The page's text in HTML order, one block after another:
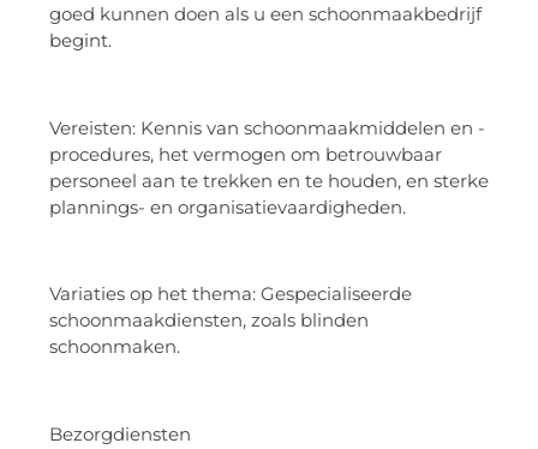
goed kunnen doen als u een schoonmaakbedrijf
begint.
Vereisten: Kennis van schoonmaakmiddelen en -
procedures, het vermogen om betrouwbaar
personeel aan te trekken en te houden, en sterke
plannings- en organisatievaardigheden.
Variaties op het thema: Gespecialiseerde
schoonmaakdiensten, zoals blinden
schoonmaken.
Bezorgdiensten